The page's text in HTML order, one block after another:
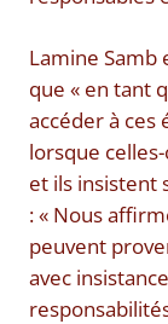
Lamine Samb
que « en tant
accéder à ces
lorsque
et ils insistent
: « Nous
peuvent
avec